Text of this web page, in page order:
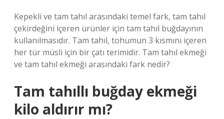
Kepekli ve tam tahıl arasındaki temel fark, tam tahıl
çekirdeğini içeren ürünler için tam tahıl buğdayının
kullanılmasıdır. Tam tahıl, tohumun 3 kısmını içeren
her tür müsli için bir çatı terimidir. Tam tahıl ekmeği
ve tam tahıl ekmeği arasındaki fark nedir?
Tam tahıllı buğday ekmeği
kilo aldırır mı?